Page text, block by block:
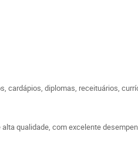
cardápios, diplomas, receituários,
qualidade, com excelente